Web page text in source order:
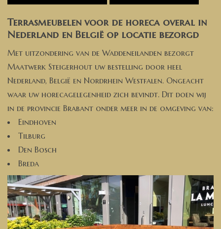
Terrasmeubelen voor de horeca overal in
Nederland en België op locatie bezorgd
Met uitzondering van de Waddeneilanden bezorgt
Maatwerk Steigerhout uw bestelling door heel
Nederland, België en Nordrhein Westfalen. Ongeacht
waar uw horecagelegenheid zich bevindt. Dit doen wij
in de provincie Brabant onder meer in de omgeving van:
Eindhoven
Tilburg
Den Bosch
Breda